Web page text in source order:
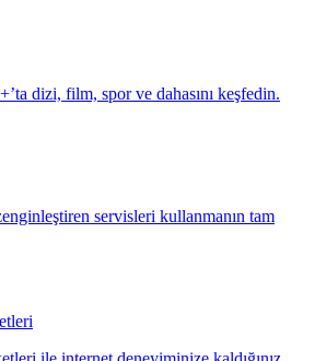
dizi, film, spor ve dahasını keşfedin.
servisleri kullanmanın tam